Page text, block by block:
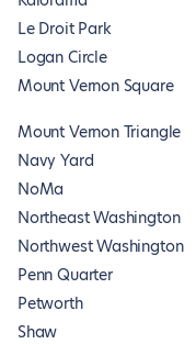
Le Droit Park
Logan Circle
Mount Vernon Square
Mount Vernon Triangle
Navy Yard
NoMa
Northeast Washington
Northwest Washington
Penn Quarter
Petworth
Shaw